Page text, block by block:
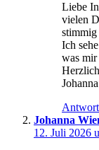
Liebe
vielen
stimmig
Ich
was mir
Johanna
Johanna
12. Juli 2026